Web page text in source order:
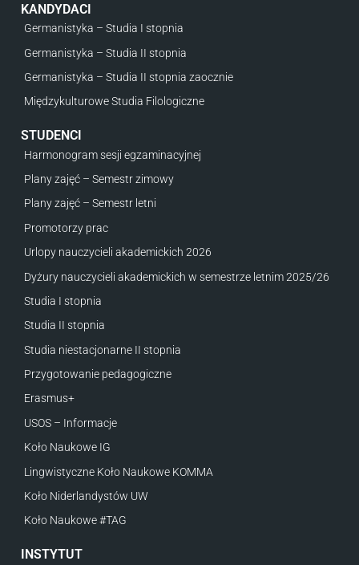
KANDYDACI
Germanistyka – Studia I stopnia
Germanistyka – Studia II stopnia
Germanistyka – Studia II stopnia zaocznie
Międzykulturowe Studia Filologiczne
STUDENCI
Harmonogram sesji egzaminacyjnej
Plany zajęć – Semestr zimowy
Plany zajęć – Semestr letni
Promotorzy prac
Urlopy nauczycieli akademickich 2026
Dyżury nauczycieli akademickich w semestrze letnim 2025/26
Studia I stopnia
Studia II stopnia
Studia niestacjonarne II stopnia
Przygotowanie pedagogiczne
Erasmus+
USOS – Informacje
Koło Naukowe IG
Lingwistyczne Koło Naukowe KOMMA
Koło Niderlandystów UW
Koło Naukowe #TAG
INSTYTUT